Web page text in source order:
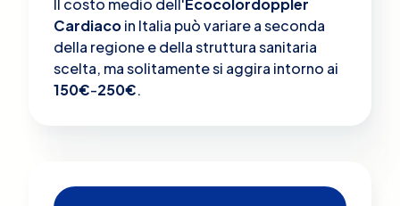
Cardiacoin Italia può variare a seconda
della regione e della struttura sanitaria
scelta, ma solitamente si aggira intorno ai
150€-250€.